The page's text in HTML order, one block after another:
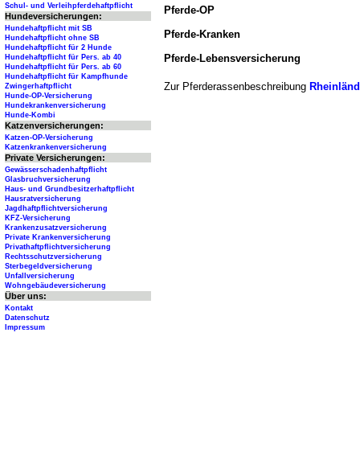
Pferde-OP
Pferde-Kranken
Pferde-Lebensversicherung
Zur Pferderassenbeschreibung
Schul- und Verleihpferdehaftpflicht
Hundeversicherungen:
Hundehaftpflicht mit SB
Hundehaftpflicht ohne SB
Hundehaftpflicht für 2 Hunde
Hundehaftpflicht für Pers. ab 40
Hundehaftpflicht für Pers. ab 60
Hundehaftpflicht für Kampfhunde
Zwingerhaftpflicht
Hunde-OP-Versicherung
Hundekrankenversicherung
Hunde-Kombi
Katzenversicherungen:
Katzen-OP-Versicherung
Katzenkrankenversicherung
Private Versicherungen:
Gewässerschadenhaftpflicht
Glasbruchversicherung
Haus- und Grundbesitzerhaftpflicht
Hausratversicherung
Jagdhaftpflichtversicherung
KFZ-Versicherung
Krankenzusatzversicherung
Private Krankenversicherung
Privathaftpflichtversicherung
Rechtsschutzversicherung
Sterbegeldversicherung
Unfallversicherung
Wohngebäudeversicherung
Über uns:
Kontakt
Datenschutz
Impressum